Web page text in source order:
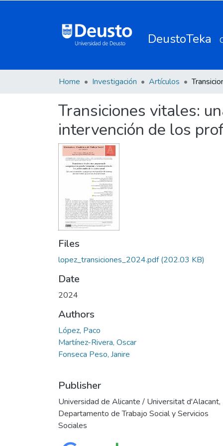
DeustoTeka
Home Investigación Artículos
Transiciones vitales:
intervención de los
Files
lopez_transiciones_2024.pdf(202.03 KB)
Date
2024
Authors
López, Paco
Martínez-Rivera, Oscar
Fonseca Peso, Janire
Publisher
Universidad de Alicante / Universitat d'Alacant,
Departamento de Trabajo Social y Servicios
Sociales